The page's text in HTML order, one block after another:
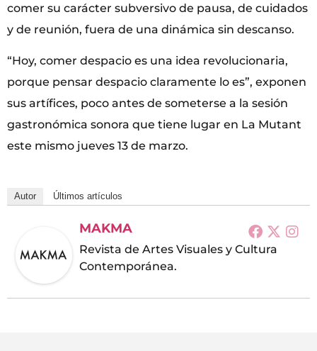
comer su carácter subversivo de pausa, de cuidados
y de reunión, fuera de una dinámica sin descanso.
“Hoy, comer despacio es una idea revolucionaria,
porque pensar despacio claramente lo es”, exponen
sus artífices, poco antes de someterse a la sesión
gastronómica sonora que tiene lugar en La Mutant
este mismo jueves 13 de marzo.
Autor Últimos artículos
MAKMA
Revista de Artes Visuales y Cultura
Contemporánea.